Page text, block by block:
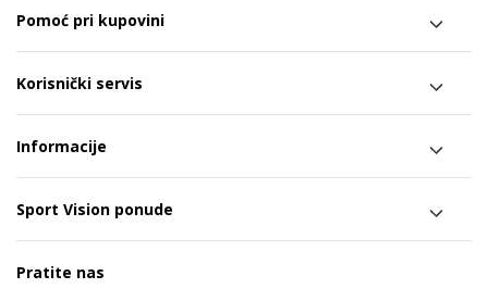
Pomoć pri kupovini
Korisnički servis
Informacije
Sport Vision ponude
Pratite nas